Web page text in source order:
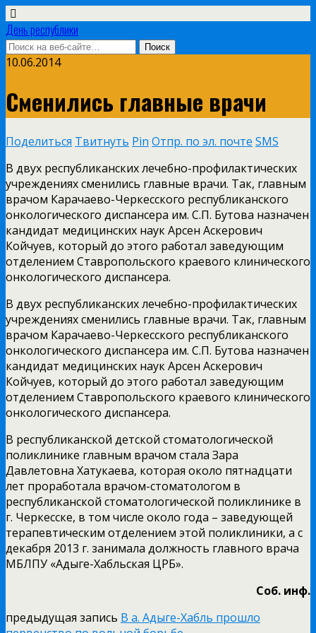
День республики
10.06.2014
Сменились главные врачи
Поделиться Твитнуть Pin Отпр. по эл. почте SMS
В двух республиканских лечебно-профилактических
учреждениях сменились главные врачи. Так, главным
врачом Карачаево-Черкесского республиканского
онкологического диспансера им. С.П. Бутова назначен
кандидат медицинских наук Арсен Аскерович
Койчуев, который до этого работал заведующим
отделением Ставропольского краевого клинического
онкологического диспансера.
В двух республиканских лечебно-профилактических
учреждениях сменились главные врачи. Так, главным
врачом Карачаево-Черкесского республиканского
онкологического диспансера им. С.П. Бутова назначен
кандидат медицинских наук Арсен Аскерович
Койчуев, который до этого работал заведующим
отделением Ставропольского краевого клинического
онкологического диспансера.
В республиканской детской стоматологической
поликлинике главным врачом стала Зара
Давлетовна Хатукаева, которая около пятнадцати
лет проработала врачом-стоматологом в
республиканской стоматологической поликлинике в
г. Черкесске, в том числе около года – заведующей
терапевтическим отделением этой поликлиники, а с
декабря 2013 г. занимала должность главного врача
МБЛПУ «Адыге-Хабльская ЦРБ».
Соб. инф.
предыдущая запись В а. Адыге-Хабль прошло